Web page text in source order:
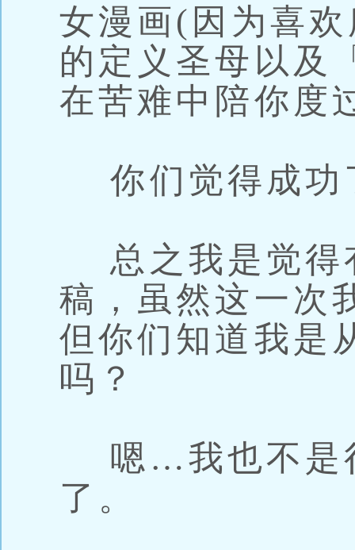
女漫画(因为喜
的定义圣母以及
在苦难中陪你度
你们觉得成功
总之我是觉得
稿，虽然这一次
但你们知道我是
吗？
嗯…我也不是
了。